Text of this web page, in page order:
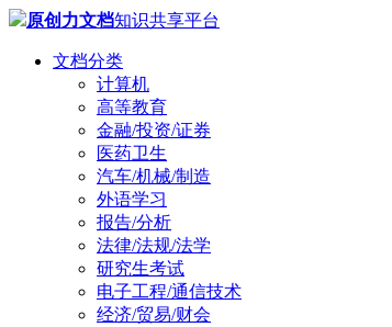
原创力文档知识共享平台
文档分类
计算机
高等教育
金融/投资/证券
医药卫生
汽车/机械/制造
外语学习
报告/分析
法律/法规/法学
研究生考试
电子工程/通信技术
经济/贸易/财会